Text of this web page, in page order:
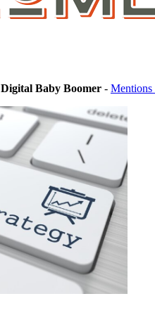
Digital Baby Boomer - Mentions